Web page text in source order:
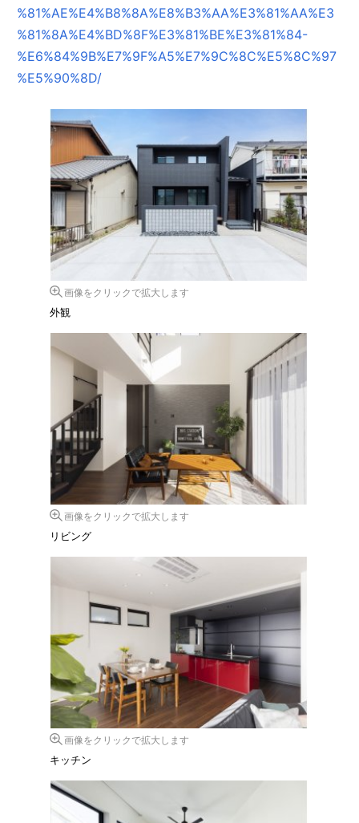
%81%AE%E4%B8%8A%E8%B3%AA%E3%81%AA%E3
%81%8A%E4%BD%8F%E3%81%BE%E3%81%84-
%E6%84%9B%E7%9F%A5%E7%9C%8C%E5%8C%97
%E5%90%8D/
画像をクリックで拡大します
外観
画像をクリックで拡大します
リビング
画像をクリックで拡大します
キッチン